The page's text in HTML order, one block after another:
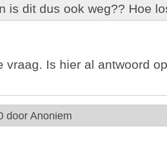
is dit dus ook weg?? Hoe
vraag. Is hier al antwoord
door Anoniem